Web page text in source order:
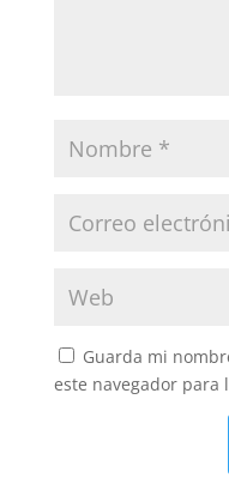
Guarda mi
este navegador para